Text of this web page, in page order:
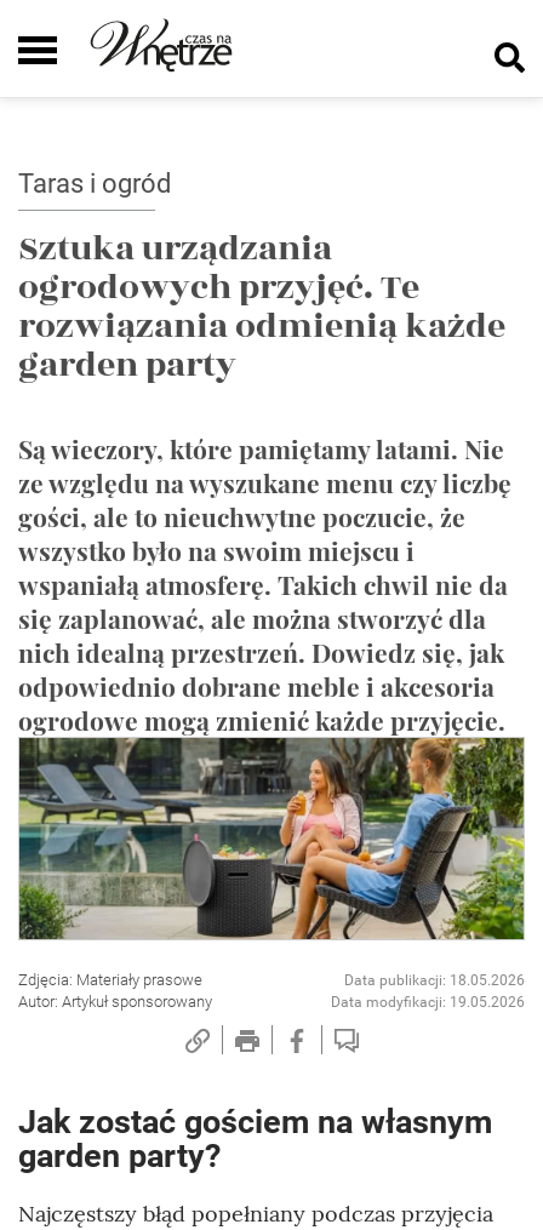
Taras i ogród
Sztuka urządzania
ogrodowych przyjęć. Te
rozwiązania odmienią każde
garden party
Są wieczory, które pamiętamy latami. Nie
ze względu na wyszukane menu czy liczbę
gości, ale to nieuchwytne poczucie, że
wszystko było na swoim miejscu i
wspaniałą atmosferę. Takich chwil nie da
się zaplanować, ale można stworzyć dla
nich idealną przestrzeń. Dowiedz się, jak
odpowiednio dobrane meble i akcesoria
ogrodowe mogą zmienić każde przyjęcie.
Zdjęcia: Materiały prasowe
Autor: Artykuł sponsorowany
Data publikacji: 18.05.2026
Data modyfikacji: 19.05.2026
Jak zostać gościem na własnym
garden party?
Najczęstszy błąd popełniany podczas przyjęcia